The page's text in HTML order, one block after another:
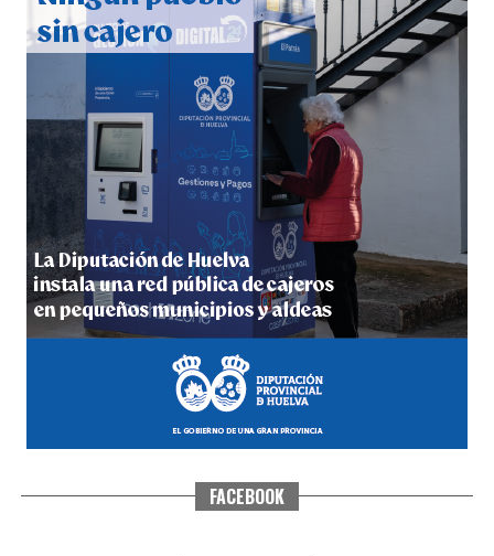
hace 7 días·Huelvatv
5º DÍA DE LAS FIESTAS COLOMBINAS 2026
hace 7 días· Huelvatv
CUARTA CORRIDA DE LAS FIESTAS COLOMBINAS
FACEBOOK